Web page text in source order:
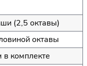
(2,5 октавы)
октавы
в комплекте